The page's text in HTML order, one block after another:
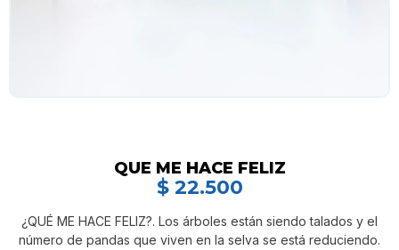
QUE ME HACE FELIZ
$22.500
¿QUÉ ME HACE FELIZ?. Los árboles están siendo talados y el
número de pandas que viven en la selva se está reduciendo.